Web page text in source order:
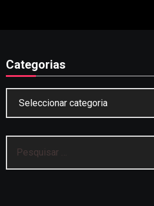
Categorias
por: